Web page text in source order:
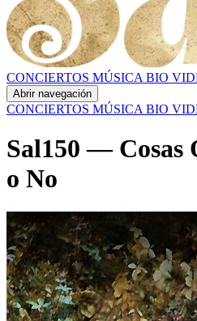
CONCIERTOS MÚSICA BIO
Abrir navegación
CONCIERTOS MÚSICA BIO
Sal150 — Cosas
o No